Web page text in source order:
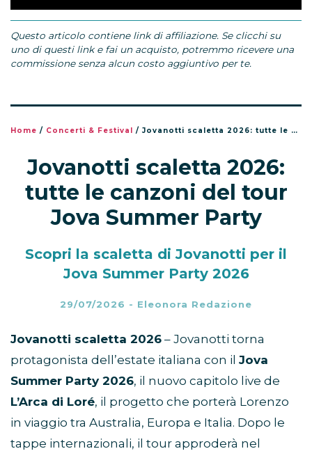
Questo articolo contiene link di affiliazione. Se clicchi su
uno di questi link e fai un acquisto, potremmo ricevere una
commissione senza alcun costo aggiuntivo per te.
Home / Concerti & Festival / Jovanotti scaletta 2026: tutte le canzoni del tour Jova Summer Party
Jovanotti scaletta 2026:
tutte le canzoni del tour
Jova Summer Party
Scopri la scaletta di Jovanotti per il
Jova Summer Party 2026
29/07/2026 - Eleonora Redazione
Jovanotti scaletta 2026 – Jovanotti torna
protagonista dell’estate italiana con il Jova
Summer Party 2026, il nuovo capitolo live de
L’Arca di Loré, il progetto che porterà Lorenzo
in viaggio tra Australia, Europa e Italia. Dopo le
tappe internazionali, il tour approderà nel